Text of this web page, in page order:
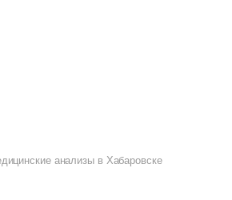
анализы в Хабаровске